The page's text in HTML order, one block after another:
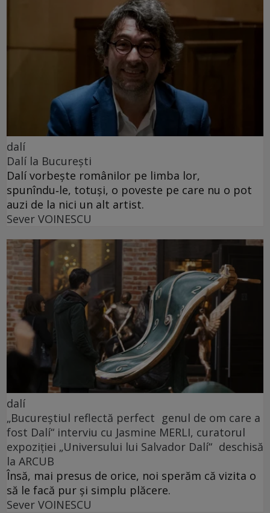
dalí
Dalí la București
Dalí vorbește românilor pe limba lor,
spunîndu‑le, totuși, o poveste pe care nu o pot
auzi de la nici un alt artist.
Sever VOINESCU
dalí
„Bucureștiul reflectă perfect genul de om care a
fost Dalí“ interviu cu Jasmine MERLI, curatorul
expoziției „Universului lui Salvador Dalí“ deschisă
la ARCUB
Însă, mai presus de orice, noi sperăm că vizita o
să le facă pur și simplu plăcere.
Sever VOINESCU